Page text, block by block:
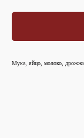
Мука, яйцо, молоко, дрожжи,